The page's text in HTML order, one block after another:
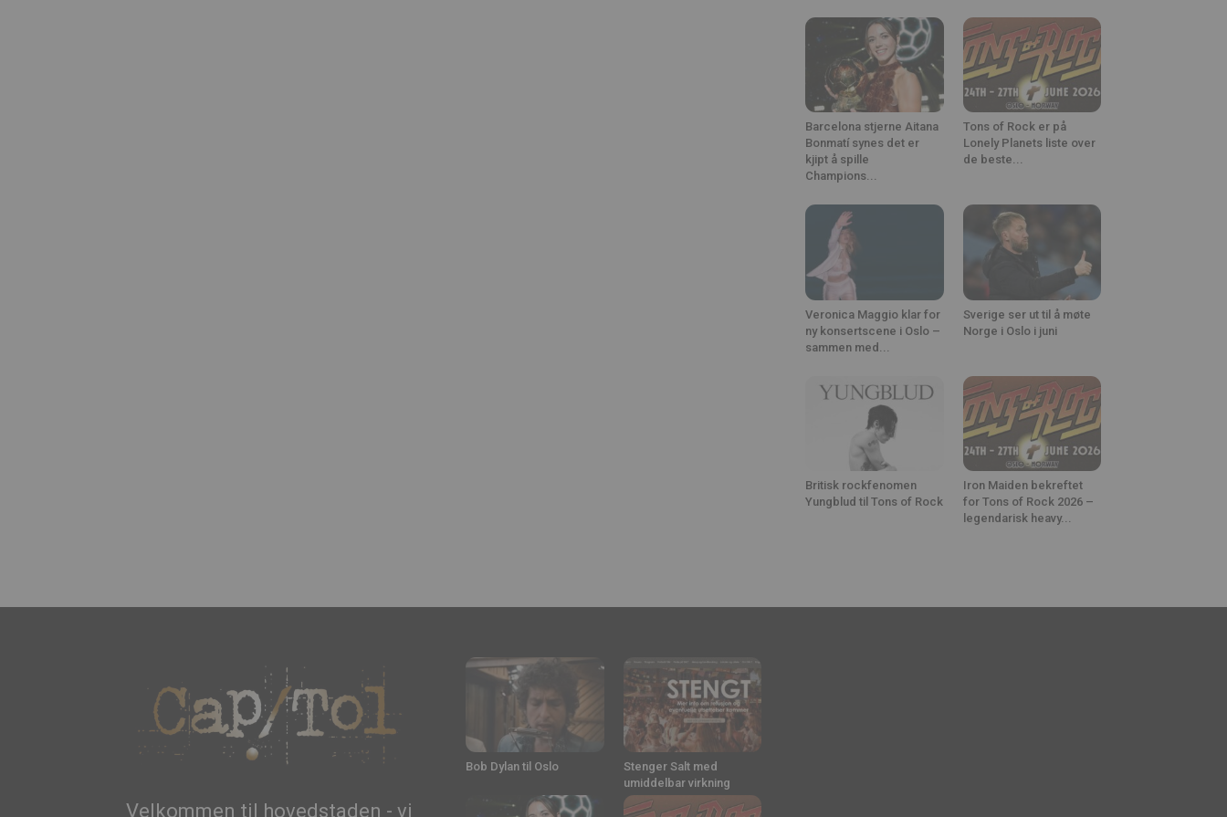
Barcelona stjerne Aitana
Bonmatí synes det er
kjipt å spille
Champions...
Tons of Rock er på
Lonely Planets liste over
de beste...
Veronica Maggio klar for
ny konsertscene i Oslo –
sammen med...
Sverige ser ut til å møte
Norge i Oslo i juni
Britisk rockfenomen
Yungblud til Tons of Rock
Iron Maiden bekreftet
for Tons of Rock 2026 –
legendarisk heavy...
Velkommen til hovedstaden - vi
Bob Dylan til Oslo
Stenger Salt med
umiddelbar virkning